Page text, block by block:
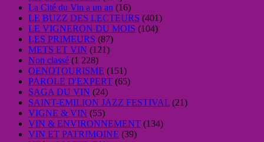
La Cité du Vin a un an (16)
LE BUZZ DES LECTEURS (401)
LE VIGNERON DU MOIS (104)
LES PRIMEURS (87)
METS ET VIN (121)
Non classé (1 228)
OENOTOURISME (151)
PAROLE D'EXPERT (65)
SAGA DU VIN (24)
SAINT-EMILION JAZZ FESTIVAL (21)
VIGNE & VIN (55)
VIN & ENVIRONNEMENT (134)
VIN ET PATRIMOINE (39)